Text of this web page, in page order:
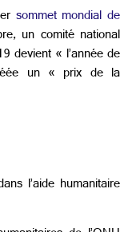
sommet mondial de
un comité national
devient « l’année de
un « prix de la
l’aide humanitaire